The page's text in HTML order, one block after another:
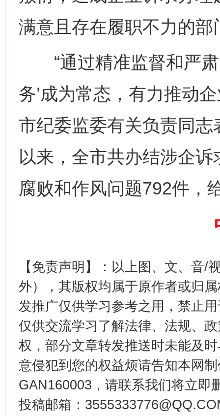
满意且存在履职不力的
“通过精准监督和严肃
务’成为常态，有力推动
市纪委监委有关负责同
以来，全市共办结涉企
腐败和作风问题792件，
【免责声明】：以上图、文、音/
外），其版权均属于原作者或归
发推广仅供学习参考之用，禁止
仅供交流学习了解法律、法规、
权，部分文章转发推送时未能及
意侵犯到您的权益烦请告知本网
GAN160003，请联系我们将立即
投稿邮箱：
网上购药对药下症？
在谋一域中谋全局
今